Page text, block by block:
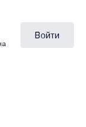
Войти